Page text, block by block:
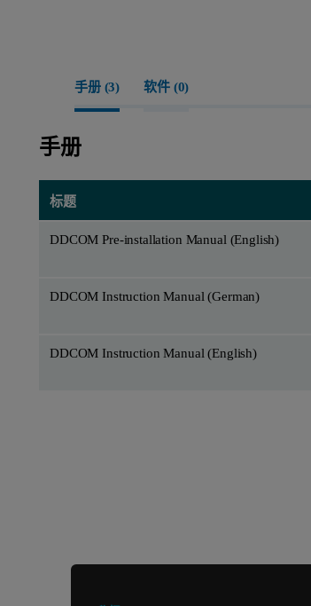
手册 (3) 软件 (0)
手册
标题
DDCOM Pre-installation Manual (English)
DDCOM Instruction Manual (German)
DDCOM Instruction Manual (English)